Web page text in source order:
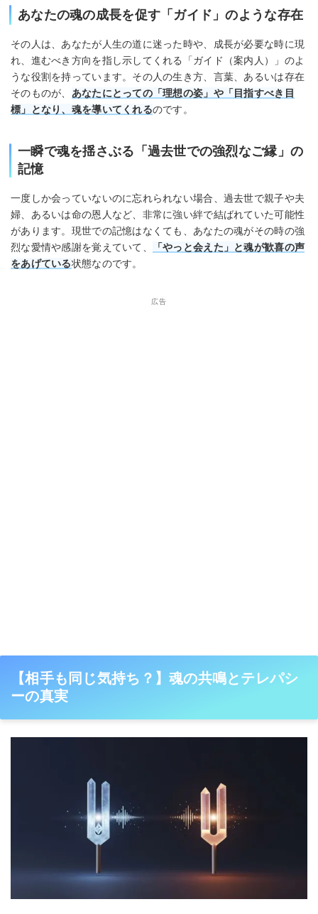
あなたの魂の成長を促す「ガイド」のような存在
その人は、あなたが人生の道に迷った時や、成長が必要な時に現
れ、進むべき方向を指し示してくれる「ガイド（案内人）」のよ
うな役割を持っています。その人の生き方、言葉、あるいは存在
そのものが、 あなたにとっての「理想の姿」や「目指すべき目
標」となり、魂を導いてくれるのです。
一瞬で魂を揺さぶる「過去世での強烈なご縁」の
記憶
一度しか会っていないのに忘れられない場合、過去世で親子や夫
婦、あるいは命の恩人など、非常に強い絆で結ばれていた可能性
があります。現世での記憶はなくても、あなたの魂がその時の強
烈な愛情や感謝を覚えていて、
「やっと会えた」と魂が歓喜の声
をあげている状態なのです。
広告
【相手も同じ気持ち？】魂の共鳴とテレパシ
ーの真実